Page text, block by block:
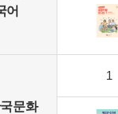
어
문화
1